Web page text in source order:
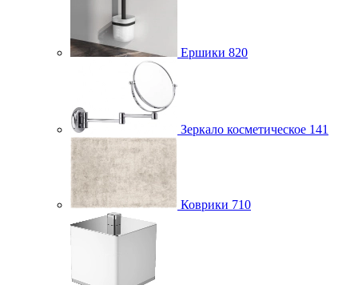
Ершики 820
Зеркало косметическое 141
Коврики 710